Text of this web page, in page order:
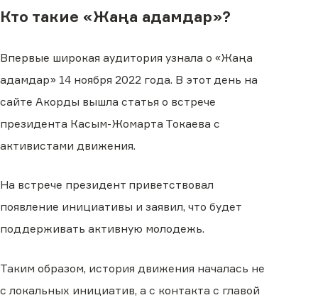
Кто такие «Жаңа адамдар»?
Впервые широкая аудитория узнала о «Жаңа
адамдар» 14 ноября 2022 года. В этот день на
сайте Акорды вышла статья о встрече
президента Касым-Жомарта Токаева с
активистами движения.
На встрече президент приветствовал
появление инициативы и заявил, что будет
поддерживать активную молодежь.
Таким образом, история движения началась не
с локальных инициатив, а с контакта с главой